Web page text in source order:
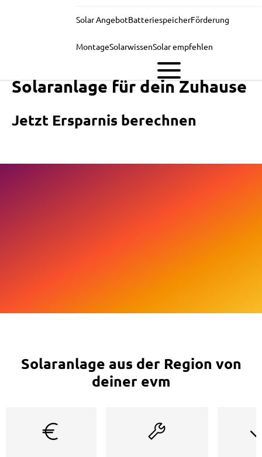
Solar AngebotBatteriespeicherFörderung
MontageSolarwissenSolar empfehlen
Solaranlage für dein Zuhause
Jetzt Ersparnis berechnen
Solaranlage aus der Region von
deiner evm